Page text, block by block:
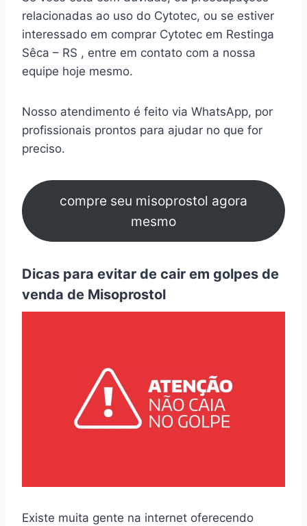
relacionadas ao uso do Cytotec, ou se estiver
interessado em comprar Cytotec em Restinga
Sêca – RS , entre em contato com a nossa
equipe hoje mesmo.
Nosso atendimento é feito via WhatsApp, por
profissionais prontos para ajudar no que for
preciso.
compre seu misoprostol agora
mesmo
Dicas para evitar de cair em golpes de
venda de Misoprostol
Existe muita gente na internet oferecendo